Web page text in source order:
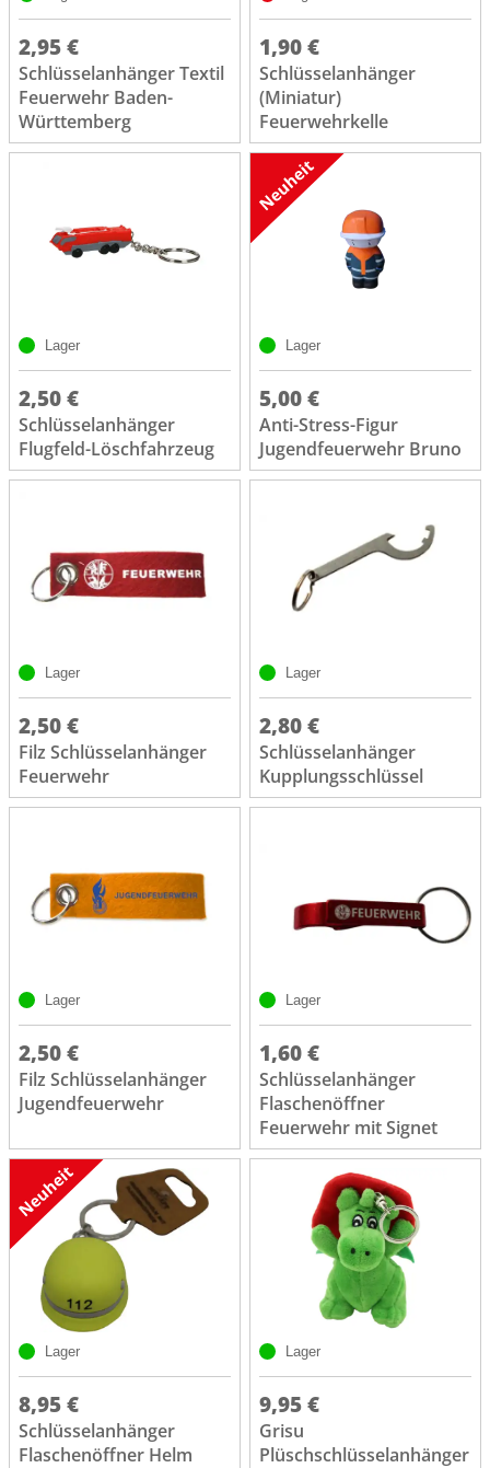
2,95 €
Schlüsselanhänger Textil
Feuerwehr Baden-
Württemberg
1,90 €
Schlüsselanhänger
(Miniatur)
Feuerwehrkelle
Lager
2,50 €
Schlüsselanhänger
Flugfeld-Löschfahrzeug
Lager
5,00 €
Anti-Stress-Figur
Jugendfeuerwehr Bruno
Lager
2,50 €
Filz Schlüsselanhänger
Feuerwehr
Lager
2,80 €
Schlüsselanhänger
Kupplungsschlüssel
Lager
2,50 €
Filz Schlüsselanhänger
Jugendfeuerwehr
Lager
1,60 €
Schlüsselanhänger
Flaschenöffner
Feuerwehr mit Signet
Lager
8,95 €
Schlüsselanhänger
Flaschenöffner Helm
Lager
9,95 €
Grisu
Plüschschlüsselanhänger